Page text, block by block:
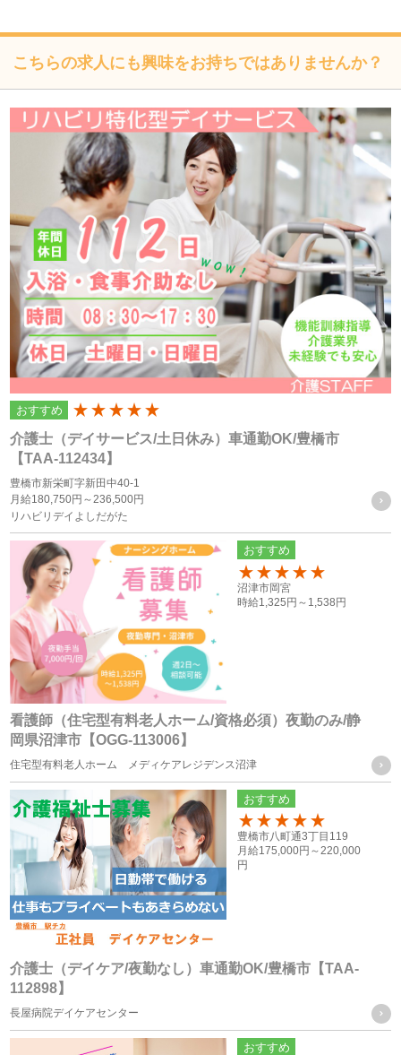
個人情報の取扱いについて
株式会社フォーテック（以下「当社」といいます）は、当プ
ライバシーポリシーを掲示し、当プライバシーポリシーに準
拠して提供されるサービス（以下「本サービス」といいま
す）の利用企業・団体等（以下「利用企業等」といいます）
および本サービスをご利用になる方（以下「ユーザー」とい
います）のプライバシーを尊重し、ユーザーの個人情報の管
理に細心の注意を払い、これを取扱うものとします。
個人情報の利用目的
個人情報の利用目的は以下の通りです。利用目的を超えて利
当サイトにおけるユーザーへのサービスの提供
本サービスの利用に伴う連絡・各種お知らせ等の配信・送
付
ユーザーの承諾・申込みに基づく、本サービス利用企業等
への個人情報の提供
属性情報･端末情報・位置情報・行動履歴等に基づく広
告・コンテンツ等の配信・表示、本サービスの提供
本サービスの改善・新規サービスの開発・マーケティング
活動
本サービスに関するご意見、お問い合わせの確認・回答
個人情報の第三者への提供
当社は、次に掲げる場合を除き、お客様の個人情報を第三者
に提供することはございません。
（１） ご本人様の同意がある場合
（２） 法令に基づく場合
（３） 人の生命、身体又は財産の保護のために必要がある場
合であって、ご本人様の同意を得ることが困難な場合
（４） 公衆衛生の向上又は児童の健全な育成の推進のために
特に必要がある場合であって、ご本人様の同意を得ることが
困難な場合
（５） 国の機関もしくは地方公共団体又はその委託を受けた
こちらの求人にも興味をお持ちではありませんか？
介護士（デイサービス/土日休み）車通勤OK/豊橋市
【TAA-112434】
豊橋市新栄町字新田中40-1
月給180,750円～236,500円
リハビリデイよしだがた
おすすめ
200
看護師（住宅型有料老人ホーム/資格必須）夜勤のみ/静
岡県沼津市【OGG-113006】
住宅型有料老人ホーム メディケアレジデンス沼津
おすすめ
150
沼津市岡宮
時給1,325円～ 1,538円
介護士（デイケア/夜勤なし）車通勤OK/豊橋市【TAA-
112898】
長屋病院デイケアセンター
おすすめ
100
豊橋市八町通3丁目119
月給175,000円～220,000
円
おすすめ